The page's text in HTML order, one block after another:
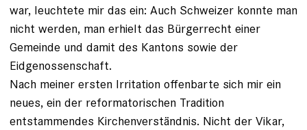
war, leuchtete mir das ein: Auch Schweizer konnte man
nicht werden, man erhielt das ­Bürgerrecht einer
Gemeinde und damit des Kantons sowie der
Eidgenossenschaft.
Nach meiner ersten Irritation offenbarte sich mir ein
neues, ein der reformatorischen Tradition
entstammendes Kirchenverständnis. Nicht der Vikar,